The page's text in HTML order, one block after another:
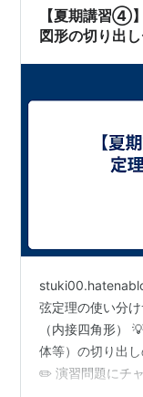
今日…
【夏期講習④
図形の切り出
弦定理の使い分
（内接四角形）
体等）の切り出
✏️ 演習問題にチ